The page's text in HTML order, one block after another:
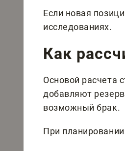
Если новая
исследованиях.
Как
Основой расчета
добавляют
возможный брак.
При